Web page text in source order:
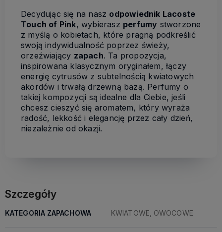
Decydując się na nasz odpowiednik Lacoste
Touch of Pink, wybierasz perfumy stworzone
z myślą o kobietach, które pragną podkreślić
swoją indywidualność poprzez świeży,
orzeźwiający zapach. Ta propozycja,
inspirowana klasycznym oryginałem, łączy
energię cytrusów z subtelnością kwiatowych
akordów i trwałą drzewną bazą. Perfumy o
takiej kompozycji są idealne dla Ciebie, jeśli
chcesz cieszyć się aromatem, który wyraża
radość, lekkość i elegancję przez cały dzień,
niezależnie od okazji.
Szczegóły
KATEGORIA ZAPACHOWA KWIATOWE, OWOCOWE